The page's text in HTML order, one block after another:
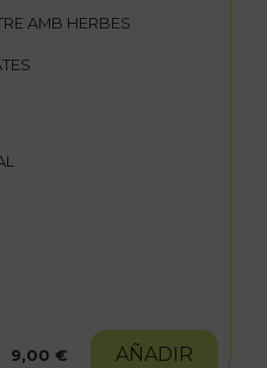
AMB HERBES
9,00 € AÑADIR